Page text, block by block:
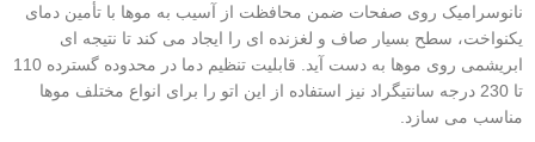
نانوسرامیک روی صفحات ضمن محافظت از آسیب به موها با تأمین دمای
یکنواخت، سطح بسیار صاف و لغزنده ای را ایجاد می کند تا نتیجه ای
ابریشمی روی موها به دست آید. قابلیت تنظیم دما در محدوده گسترده 110
تا 230 درجه سانتیگراد نیز استفاده از این اتو را برای انواع مختلف موها
مناسب می سازد.